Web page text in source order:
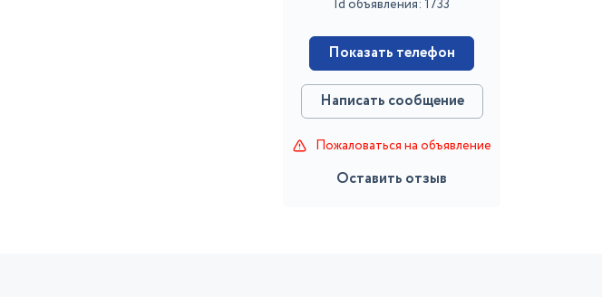
Id объявления: 1733
Показать телефон
Написать сообщение
Пожаловаться на объявление
Оставить отзыв